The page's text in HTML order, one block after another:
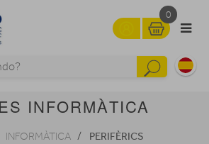
0
INFORMÀTICA
INFORMÀTICA
PERIFÈRICS